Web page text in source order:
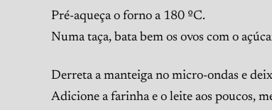
Pré-aqueça o forno a 180 ºC.
Numa taça, bata bem os ovos com o
Derreta a manteiga no micro-ondas e
Adicione a farinha e o leite aos poucos,